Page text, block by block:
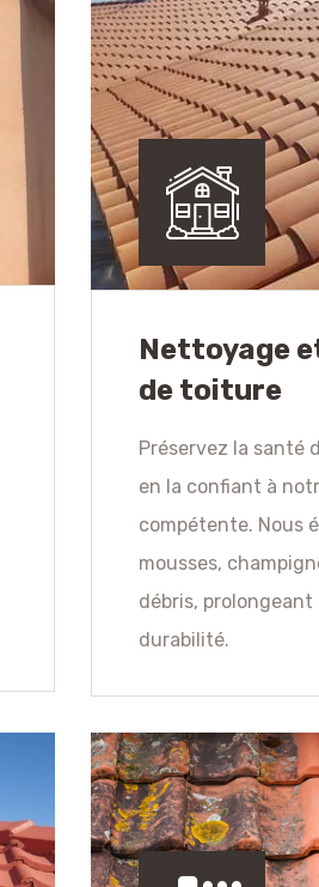
Nettoyage
de toiture
Préservez la santé
en la confiant à
compétente. Nous
mousses,
débris, prolongeant
durabilité.